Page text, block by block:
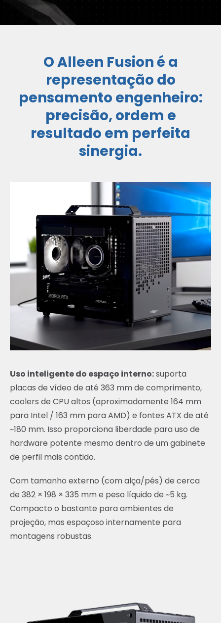
O Alleen Fusion é a
representação do
pensamento engenheiro:
precisão, ordem e
resultado em perfeita
sinergia.
Uso inteligente do espaço interno:suporta
placas de vídeo de até 363 mm de comprimento,
coolers de CPU altos (aproximadamente 164 mm
para Intel / 163 mm para AMD) e fontes ATX de até
~180 mm. Isso proporciona liberdade para uso de
hardware potente mesmo dentro de um gabinete
de perfil mais contido.
Com tamanho externo (com alça/pés) de cerca
de 382 × 198 × 335 mm e peso líquido de ~5 kg.
Compacto o bastante para ambientes de
projeção, mas espaçoso internamente para
montagens robustas.